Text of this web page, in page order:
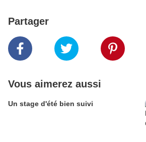
Partager
Vous aimerez aussi
Un stage d'été bien suivi